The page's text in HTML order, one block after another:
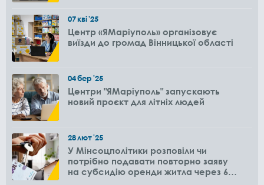
07кві'25
Центр «ЯМаріуполь» організовує
виїзди до громад Вінницької області
04бер'25
Центри "ЯМаріуполь" запускають
новий проєкт для літніх людей
28лют'25
У Мінсоцполітики розповіли чи
потрібно подавати повторно заяву
на субсидію оренди житла через 6